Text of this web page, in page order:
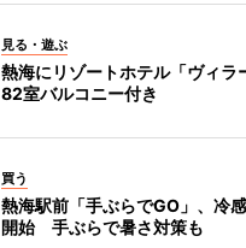
見る・遊ぶ
熱海にリゾートホテル「ヴィ
82室バルコニー付き
買う
熱海駅前「手ぶらでGO」、冷
開始 手ぶらで暑さ対策も